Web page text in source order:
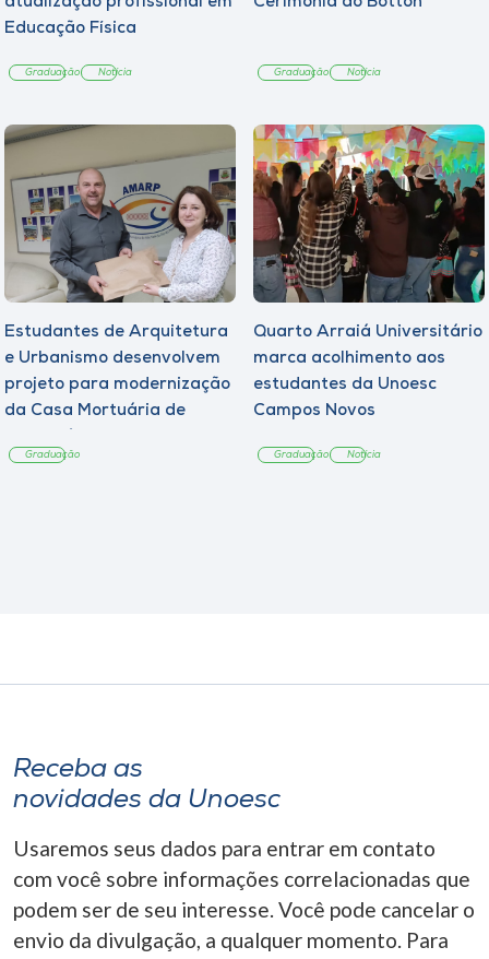
Educação Física
Graduação Notícia Graduação Notícia
Estudantes de Arquitetura
e Urbanismo desenvolvem
projeto para modernização
da Casa Mortuária de
Graduação
Quarto Arraiá Universitário
marca acolhimento aos
estudantes da Unoesc
Campos Novos
Graduação Notícia
Receba as
novidades da Unoesc
Usaremos seus dados para entrar em contato
com você sobre informações correlacionadas que
podem ser de seu interesse. Você pode cancelar o
envio da divulgação, a qualquer momento. Para